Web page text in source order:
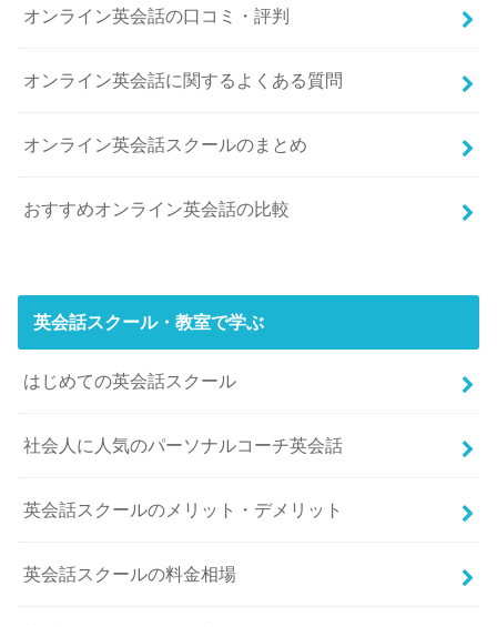
オンライン英会話の口コミ・評判
オンライン英会話に関するよくある質問
オンライン英会話スクールのまとめ
おすすめオンライン英会話の比較
英会話スクール・教室で学ぶ
はじめての英会話スクール
社会人に人気のパーソナルコーチ英会話
英会話スクールのメリット・デメリット
英会話スクールの料金相場